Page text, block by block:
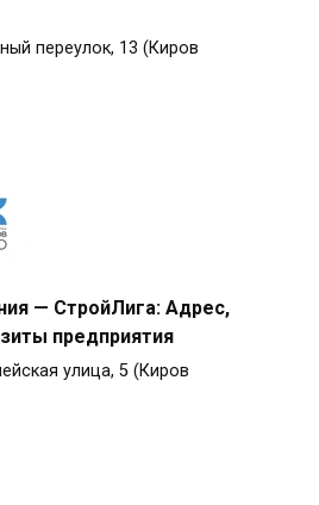
переулок, 13 (Киров
— СтройЛига: Адрес,
предприятия
улица, 5 (Киров